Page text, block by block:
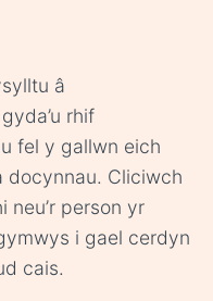
â
rhif
fel y gallwn eich
docynnau. Cliciwch
person yr
i gael cerdyn
cais.